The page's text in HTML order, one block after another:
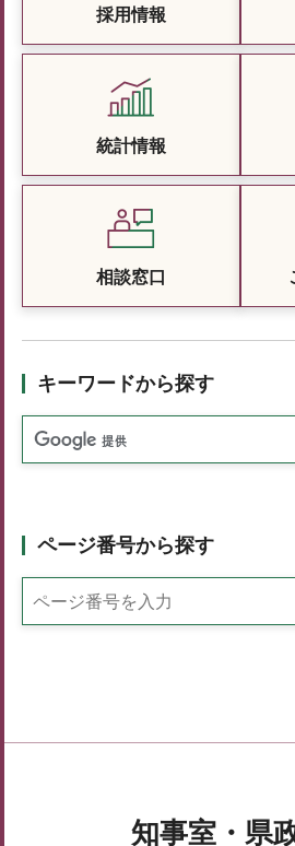
採用情報
統計情報
相談窓口
キーワードから探す
ページ番号から探す
知事室・県